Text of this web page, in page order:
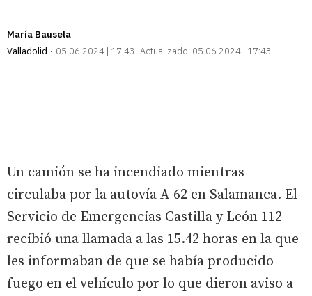
María Bausela
Valladolid
05.06.2024 | 17:43 Actualizado: 05.06.2024 | 17:43
Un camión se ha incendiado mientras
circulaba por la autovía A-62 en Salamanca. El
Servicio de Emergencias Castilla y León 112
recibió una llamada a las 15.42 horas en la que
les informaban de que se había producido
fuego en el vehículo por lo que dieron aviso a